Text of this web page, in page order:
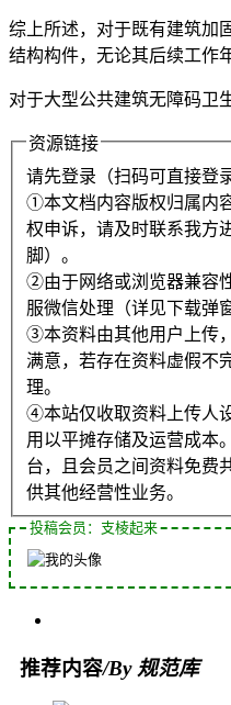
综上所述，对于既有建筑加
结构构件，无论其后续工作
对于大型公共建筑无障码卫
资源链接
请先登录（扫码可直接登
①本文档内容版权归属内
权申诉，请及时联系我方
脚）。
②由于网络或浏览器兼容
服微信处理（详见下载弹
③本资料由其他用户上传
满意，若存在资料虚假不
理。
④本站仅收取资料上传人
用以平摊存储及运营成本
台，且会员之间资料免费
供其他经营性业务。
投稿会员：支棱起来
推荐内容/By 规范库